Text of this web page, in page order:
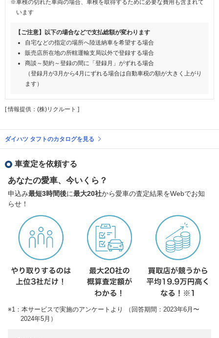
※車検の切れた車両の場合、車検を取得するために必要な費用も含まれて
います
【ご注意】以下の場合などで支払総額が変わります
自宅などの指定の場所へ陸送納車を希望する場合
販売店所在地の所轄運輸支局以外で登録する場合
商談～契約～登録の間に「登録月」がずれる場合
（登録月が3月から4月にずれる場合は自動車税の額が大きく上がり
ます）
[ 情報提供：(株)リクルート ]
ダイハツ タフトのカタログを見る
車査定を依頼する
あなたの愛車、今いくら？
申込み最短3時間後に最大20社から愛車の査定結果をWebでお知
らせ！
※1：本サービスで実施のアンケートより （回答期間：2023年6月〜
2024年5月）